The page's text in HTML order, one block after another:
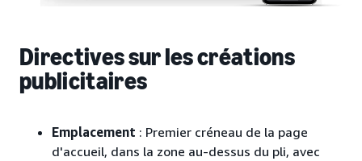
Directives sur les créations
publicitaires
Emplacement : Premier créneau de la page
d'accueil, dans la zone au-dessus du pli, avec